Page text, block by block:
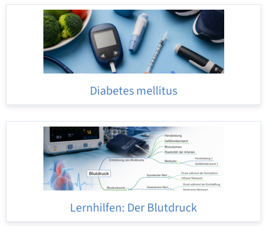
Diabetes mellitus
Lernhilfen: Der Blutdruck